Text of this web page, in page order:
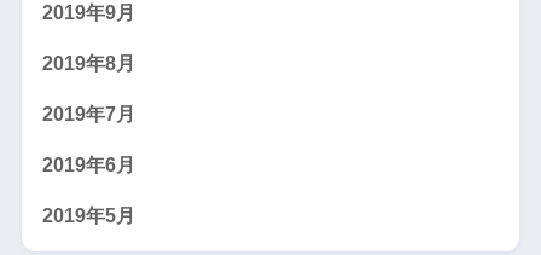
2019年9月
2019年8月
2019年7月
2019年6月
2019年5月